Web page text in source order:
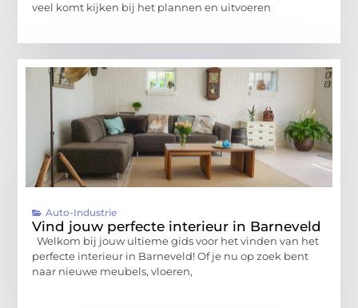
veel komt kijken bij het plannen en uitvoeren
Auto-Industrie
Vind jouw perfecte interieur in Barneveld
Welkom bij jouw ultieme gids voor het vinden van het
perfecte interieur in Barneveld! Of je nu op zoek bent
naar nieuwe meubels, vloeren,